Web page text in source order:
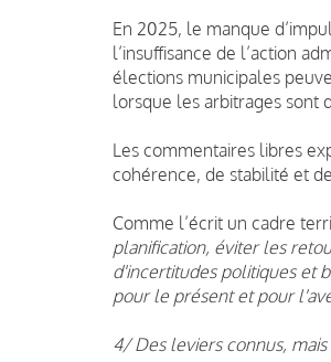
En 2025, le manque
l’insuffisance de l’action
élections municipales
lorsque les arbitrages sont
Les commentaires libres
cohérence, de stabilité et
Comme l’écrit un cadre
planification, éviter les
d'incertitudes politiques et
pour le présent et pour
4/ Des leviers connus,